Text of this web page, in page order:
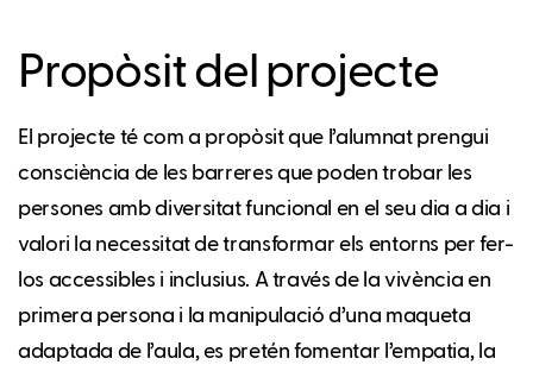
Propòsit del projecte
El projecte té com a propòsit que l’alumnat prengui
consciència de les barreres que poden trobar les
persones amb diversitat funcional en el seu dia a dia i
valori la necessitat de transformar els entorns per fer-
los accessibles i inclusius. A través de la vivència en
primera persona i la manipulació d’una maqueta
adaptada de l’aula, es pretén fomentar l’empatia, la